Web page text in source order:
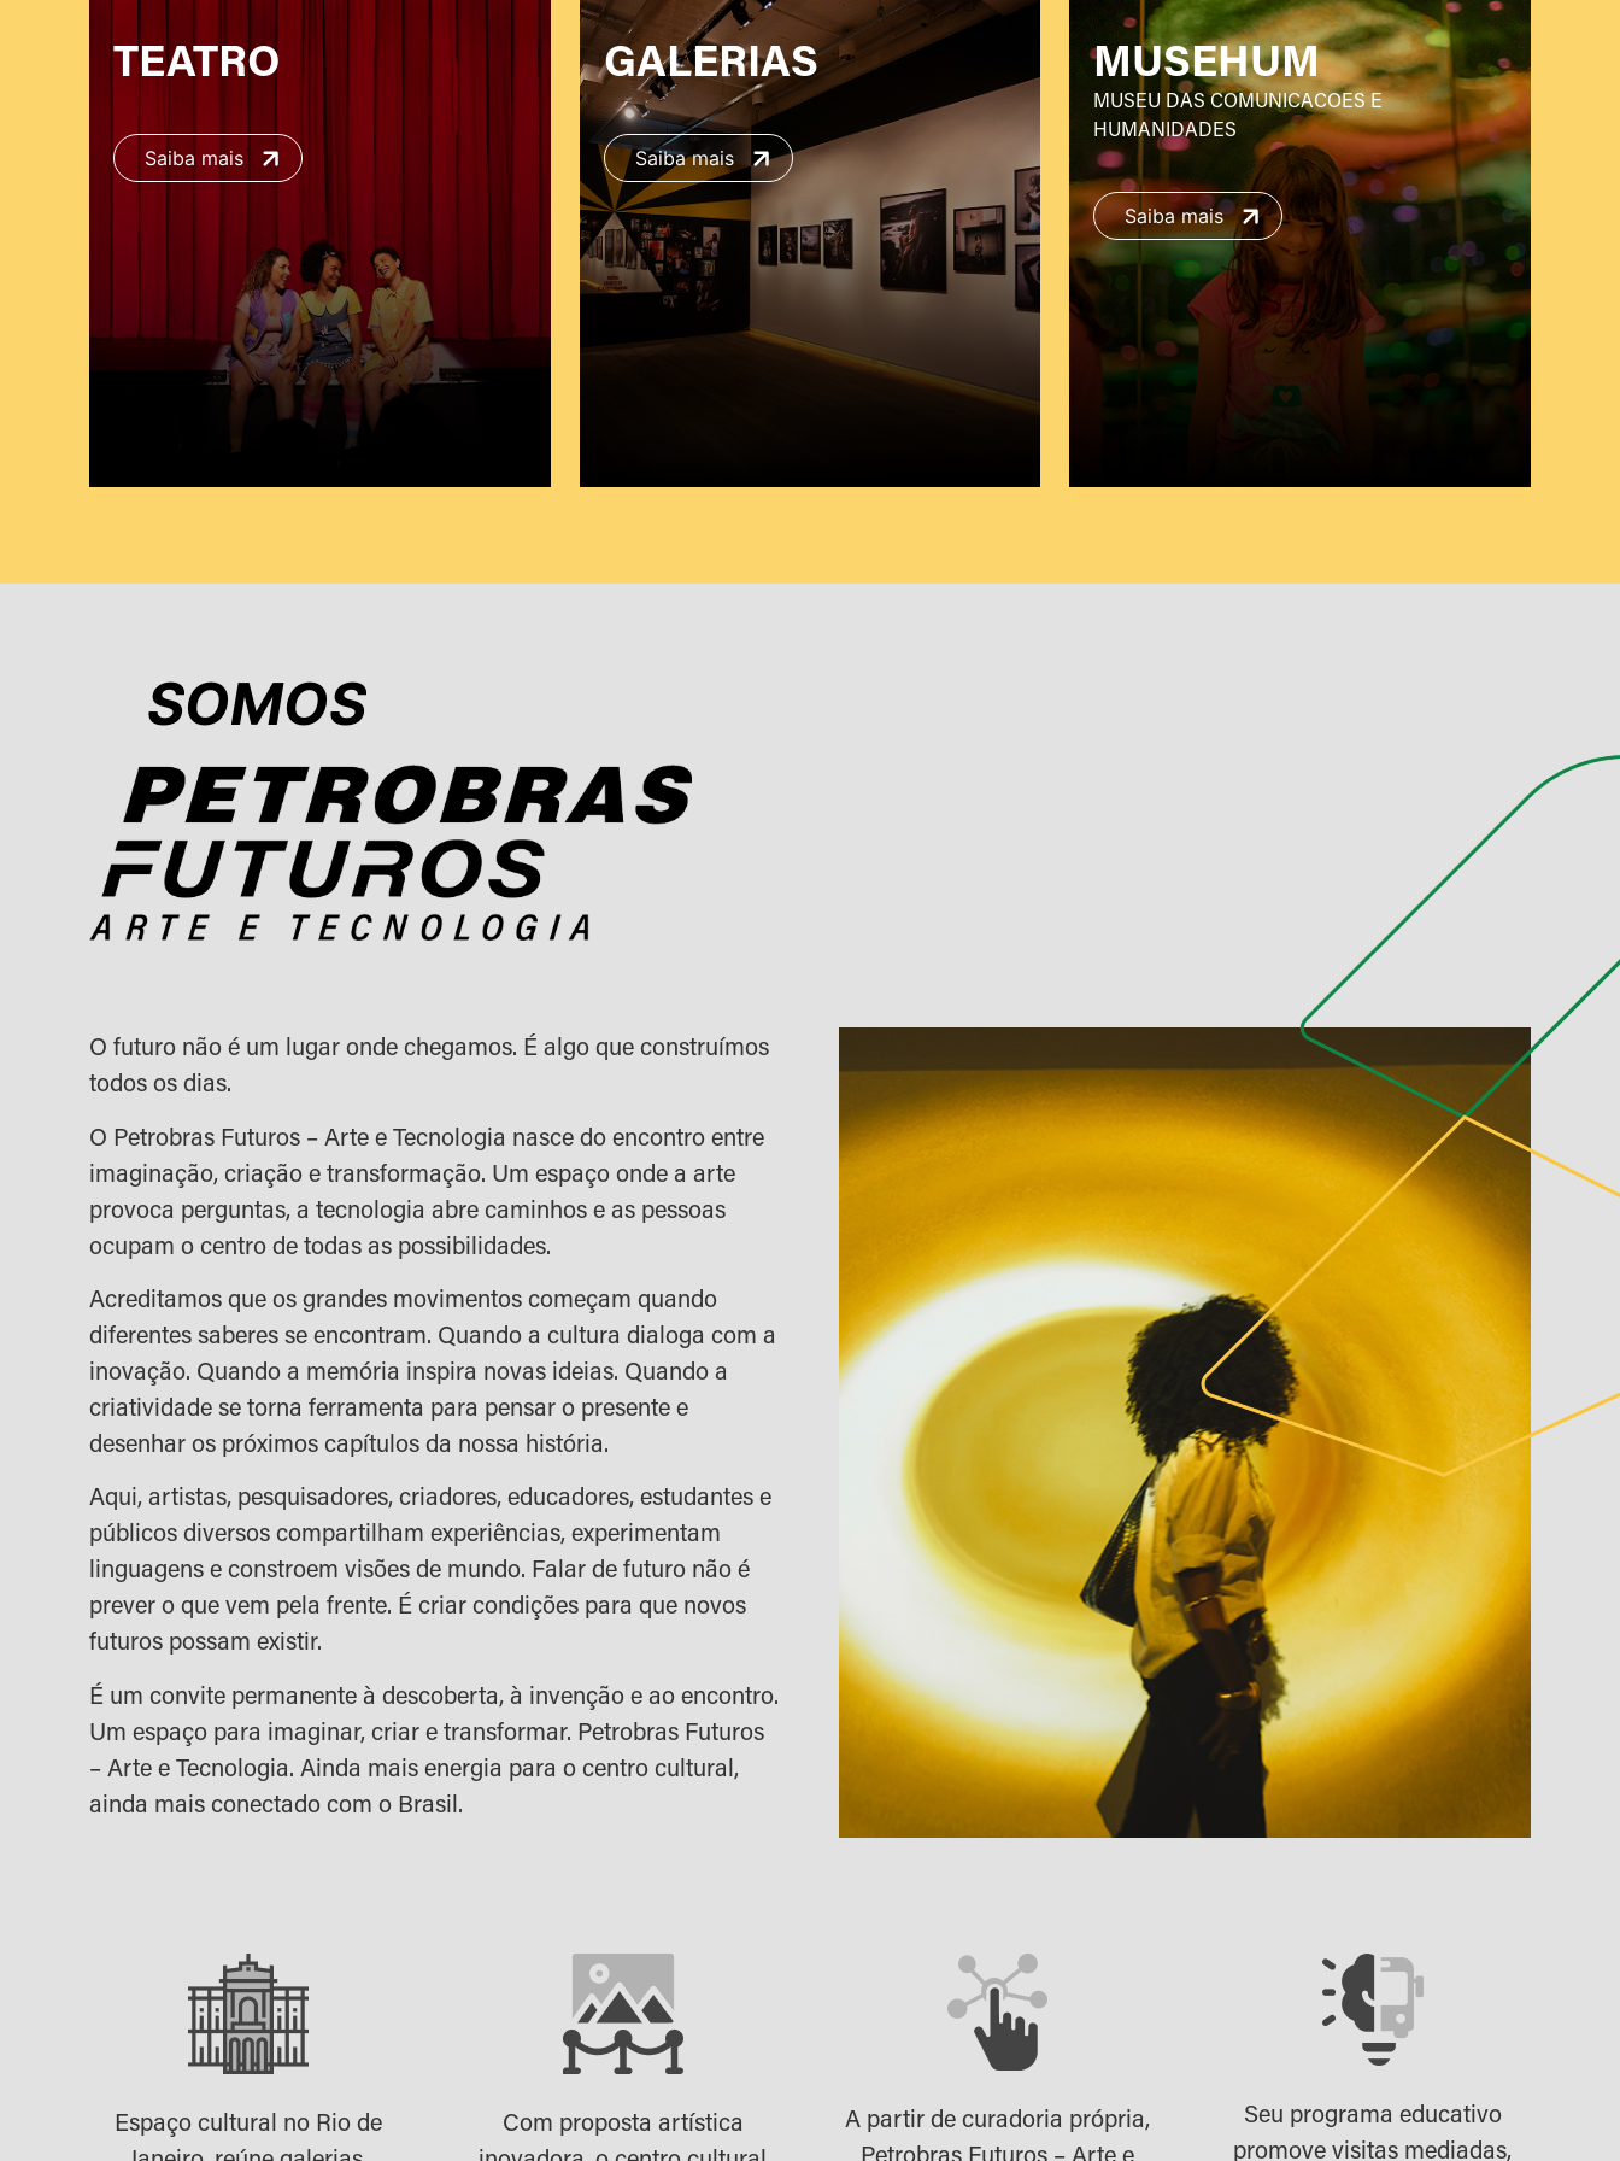
TEATRO
Saiba mais
GALERIAS
Saiba mais
MUSEHUM
MUSEU DAS COMUNICACOES E
HUMANIDADES
Saiba mais
SOMOS
O futuro não é um lugar onde chegamos. É algo que construímos
todos os dias.
O Petrobras Futuros – Arte e Tecnologia nasce do encontro entre
imaginação, criação e transformação. Um espaço onde a arte
provoca perguntas, a tecnologia abre caminhos e as pessoas
ocupam o centro de todas as possibilidades.
Acreditamos que os grandes movimentos começam quando
diferentes saberes se encontram. Quando a cultura dialoga com a
inovação. Quando a memória inspira novas ideias. Quando a
criatividade se torna ferramenta para pensar o presente e
desenhar os próximos capítulos da nossa história.
Aqui, artistas, pesquisadores, criadores, educadores, estudantes e
públicos diversos compartilham experiências, experimentam
linguagens e constroem visões de mundo. Falar de futuro não é
prever o que vem pela frente. É criar condições para que novos
futuros possam existir.
É um convite permanente à descoberta, à invenção e ao encontro.
Um espaço para imaginar, criar e transformar. Petrobras Futuros
– Arte e Tecnologia. Ainda mais energia para o centro cultural,
ainda mais conectado com o Brasil.
Espaço cultural no Rio de
Com proposta artística
A partir de curadoria própria,
Petrobras Futuros – Arte e
Seu programa educativo
promove visitas mediadas,